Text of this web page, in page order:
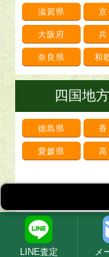
LINE査定 メ
滋賀県
大阪府
奈良県 和
四国地方
徳島県
愛媛県
※劣化・損傷が著
頂くこともござい